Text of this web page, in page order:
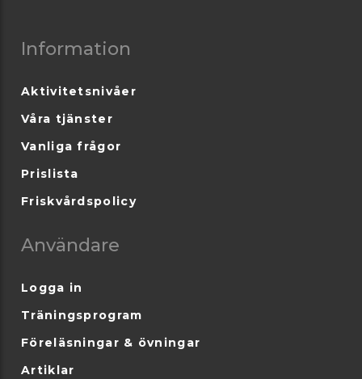
Information
Aktivitetsnivåer
Våra tjänster
Vanliga frågor
Prislista
Friskvårdspolicy
Användare
Logga in
Träningsprogram
Föreläsningar & övningar
Artiklar